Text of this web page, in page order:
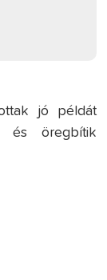
jó példát
és öregbítik